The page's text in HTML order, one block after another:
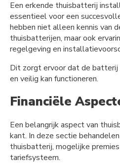
Een erkende thuisbatterij
essentieel voor een
hebben niet alleen kennis van
thuisbatterijen, maar ook
regelgeving en
Dit zorgt ervoor dat de
en veilig kan functioneren.
Financiële
Een belangrijk aspect van
kant. In deze sectie
thuisbatterij, mogelijke
tariefsysteem.